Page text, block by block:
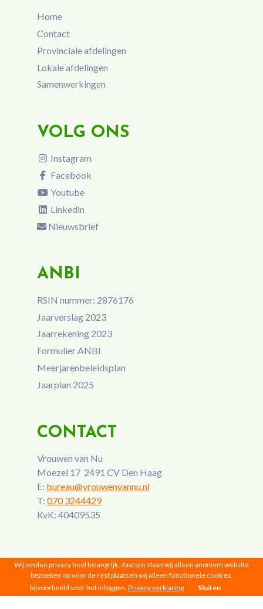
Home
Contact
Provinciale afdelingen
Lokale afdelingen
Samenwerkingen
VOLG ONS
Instagram
Facebook
Youtube
Linkedin
Nieuwsbrief
ANBI
RSIN nummer: 2876176
Jaarverslag 2023
Jaarrekening 2023
Formulier ANBI
Meerjarenbeleidsplan
Jaarplan 2025
CONTACT
Vrouwen van Nu
Moezel 17 2491 CV Den Haag
E: bureau@vrouwenvannu.nl
T: 070 3244429
KvK: 40409535
Vrouwen van Nu © 2026 |Privacy|Disclaimer
Wij vinden privacy heel belangrijk, daarom slaan wij alleen anoniem website
bezoeken op voor de rest plaatsen wij alleen functionele cookies,
bijvoorbeeld voor het inloggen. Privacy verklaring Sluiten